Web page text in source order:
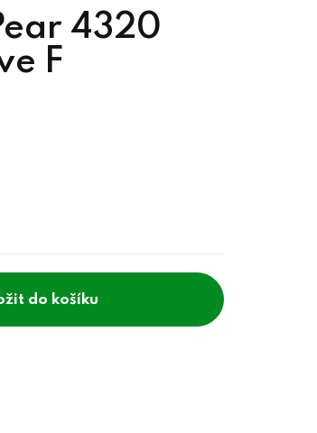
4320
F
do košíku